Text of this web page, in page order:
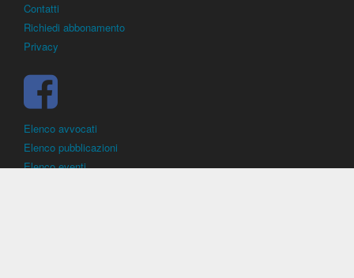
Contatti
Richiedi abbonamento
Privacy
Elenco avvocati
Elenco pubblicazioni
Elenco eventi